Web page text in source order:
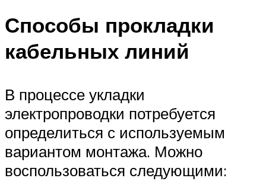
Способы прокладки
кабельных линий
В процессе укладки
электропроводки потребуется
определиться с используемым
вариантом монтажа. Можно
воспользоваться следующими: